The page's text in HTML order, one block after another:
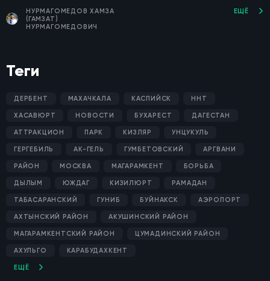
НУРМАГОМЕДОВ ХАМЗА
(ГАМЗАТ)
НУРМАГОМЕДОВИЧ
ЕЩЁ
Теги
ДЕРБЕНТ МАХАЧКАЛА КАСПИЙСК ННТ
ХАСАВЮРТ НОВОСТИ БУХАРЕСТ ДАГЕСТАН
АТТРАКЦИОН ПАРК КИЗЛЯР УНЦУКУЛЬ
ГЕРГЕБИЛЬ АК-ГЕЛЬ ГУМБЕТОВСКИЙ АРГВАНИ
РАЙОН МОСКВА МАГАРАМКЕНТ БОРЬБА
ДЫЛЫМ ЮЖДАГ КИЗИЛЮРТ РАМАДАН
ТАБАСАРАНСКИЙ ГУНИБ БУЙНАКСК АЭРОПОРТ
АХТЫНСКИЙ РАЙОН АКУШИНСКИЙ РАЙОН
МАГАРАМКЕНТСКИЙ РАЙОН ЦУМАДИНСКИЙ РАЙОН
АХУЛЬГО КАРАБУДАХКЕНТ
ЕЩЁ